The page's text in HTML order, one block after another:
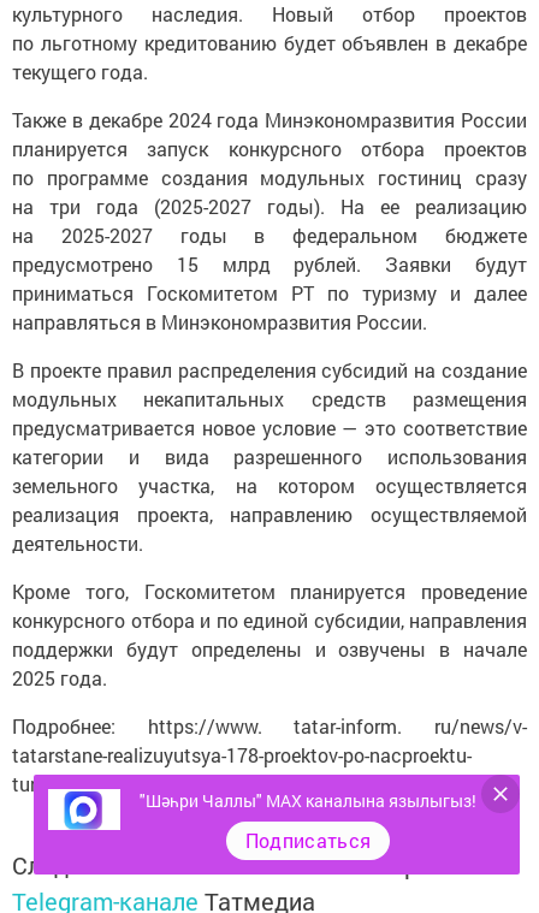
культурного наследия. Новый отбор проектов
по льготному кредитованию будет объявлен в декабре
текущего года.
Также в декабре 2024 года Минэкономразвития России
планируется запуск конкурсного отбора проектов
по программе создания модульных гостиниц сразу
на три года (2025-2027 годы). На ее реализацию
на 2025-2027 годы в федеральном бюджете
предусмотрено 15 млрд рублей. Заявки будут
приниматься Госкомитетом РТ по туризму и далее
направляться в Минэкономразвития России.
В проекте правил распределения субсидий на создание
модульных некапитальных средств размещения
предусматривается новое условие — это соответствие
категории и вида разрешенного использования
земельного участка, на котором осуществляется
реализация проекта, направлению осуществляемой
деятельности.
Кроме того, Госкомитетом планируется проведение
конкурсного отбора и по единой субсидии, направления
поддержки будут определены и озвучены в начале
2025 года.
Подробнее: https://www. tatar-inform. ru/news/v-
tatarstane-realizuyutsya-178-proektov-po-nacproektu-
turizm-i-industriya-gostepriimstva-5965875
Следите за самым важным и интересным в
Telegram-канале Татмедиа
"Шәһри Чаллы" MAX каналына язылыгыз!
Подписаться